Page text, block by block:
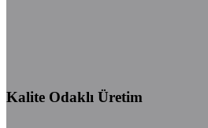
Kalite Odaklı Üretim